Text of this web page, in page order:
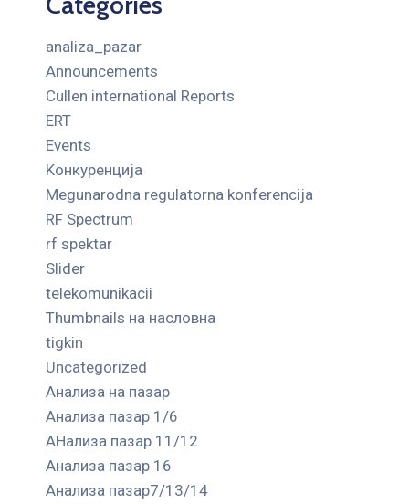
analiza_pazar
Announcements
Cullen international Reports
ERT
Events
Kонкуренција
Megunarodna regulatorna konferencija
RF Spectrum
rf spektar
Slider
telekomunikacii
Thumbnails на насловна
tigkin
Uncategorized
Анализа на пазар
Анализа пазар 1/6
АНализа пазар 11/12
Анализа пазар 16
Анализа пазар7/13/14